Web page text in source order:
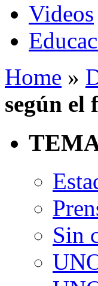
Videos
Home »
según el
Sin